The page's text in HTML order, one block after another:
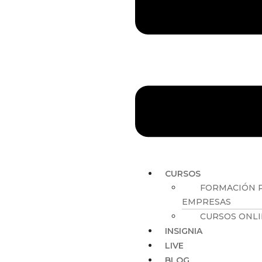
CURSOS
FORMACIÓN
EMPRESAS
CURSOS
INSIGNIA
LIVE